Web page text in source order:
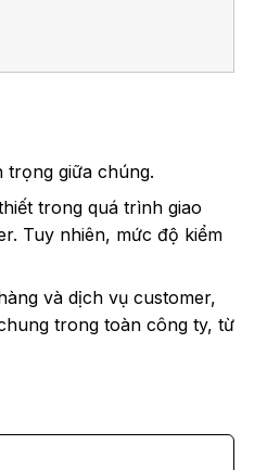
trọng giữa chúng.
trong quá trình giao
Tuy nhiên, mức độ kiểm
và dịch vụ customer,
trong toàn công ty, từ